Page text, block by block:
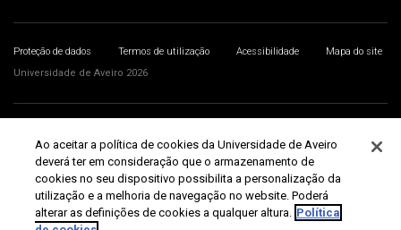
Proteção de dados Termos de utilização Acessibilidade
Mapa do site
Universidade de Aveiro 2026
Ao aceitar a política de cookies da Universidade de Aveiro
deverá ter em consideração que o armazenamento de
cookies no seu dispositivo possibilita a personalização da
utilização e a melhoria de navegação no website. Poderá
alterar as definições de cookies a qualquer altura. Política